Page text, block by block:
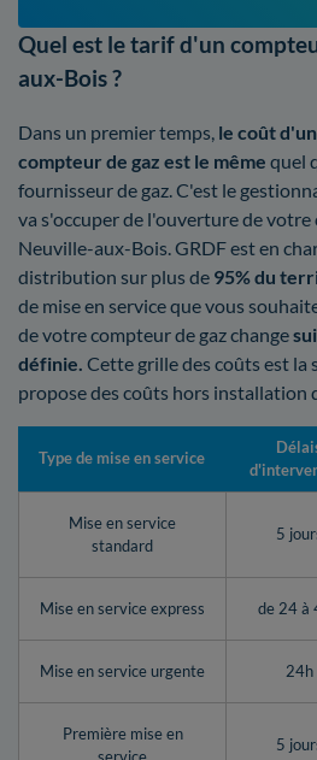
Quel est le tarif d'un
aux-Bois ?
Dans un premier temps, le coût
compteur de gaz est le même quel
fournisseur de gaz. C'est le
va s'occuper de l'ouverture de votre
Neuville-aux-Bois. GRDF est en
distribution sur plus de 95% du
de mise en service que vous
de votre compteur de gaz change
définie. Cette grille des coûts est la
propose des coûts hors installation
Type de mise en service
Mise en service
standard
5
Mise en service express de 24 à
Mise en service urgente 24h
Première mise en
5